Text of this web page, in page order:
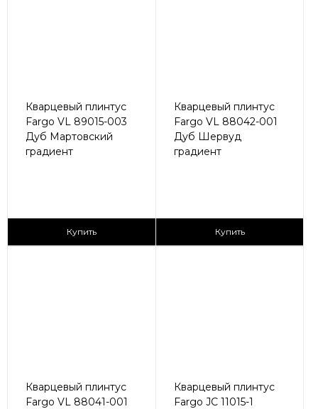
Кварцевый плинтус
Fargo VL 89015-003
Дуб Мартовский
градиент
Купить
Кварцевый плинтус
Fargo VL 88042-001
Дуб Шервуд
градиент
Купить
Кварцевый плинтус
Fargo VL 88041-001
Кварцевый плинтус
Fargo JC 11015-1